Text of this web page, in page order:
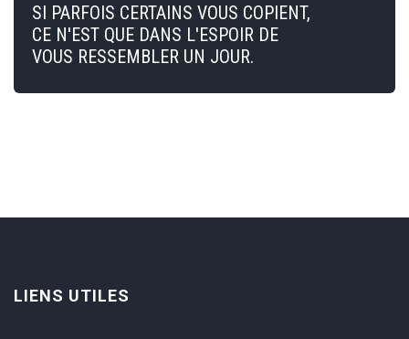
SI PARFOIS CERTAINS VOUS COPIENT,
CE N'EST QUE DANS L'ESPOIR DE
VOUS RESSEMBLER UN JOUR.
LIENS UTILES